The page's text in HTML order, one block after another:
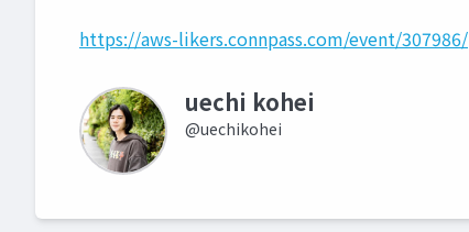
https://aws-likers.connpass.com/event/307986/
uechi kohei
@uechikohei